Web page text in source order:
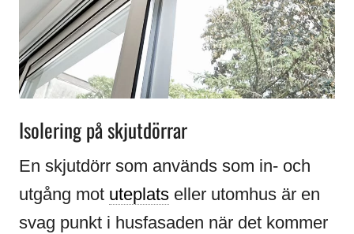
Isolering på skjutdörrar
En skjutdörr som används som in- och
utgång mot uteplats eller utomhus är en
svag punkt i husfasaden när det kommer